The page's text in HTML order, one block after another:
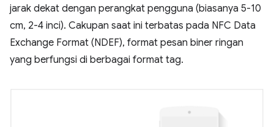
jarak dekat dengan perangkat pengguna (biasanya 5-10
cm, 2-4 inci). Cakupan saat ini terbatas pada NFC Data
Exchange Format (NDEF), format pesan biner ringan
yang berfungsi di berbagai format tag.